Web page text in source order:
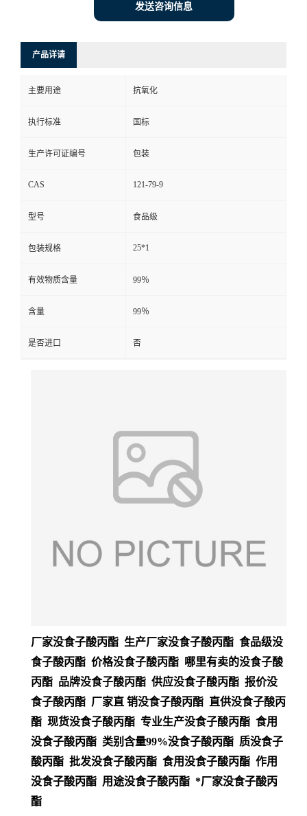
发送咨询信息
产品详请
主要用途 抗氧化
执行标准 国标
生产许可证编号 包装
CAS 121-79-9
型号 食品级
包装规格 25*1
有效物质含量 99％
含量 99％
是否进口 否
厂家没食子酸丙酯 生产厂家没食子酸丙酯 食品级没
食子酸丙酯 价格没食子酸丙酯 哪里有卖的没食子酸
丙酯 品牌没食子酸丙酯 供应没食子酸丙酯 报价没
食子酸丙酯 厂家直 销没食子酸丙酯 直供没食子酸丙
酯 现货没食子酸丙酯 专业生产没食子酸丙酯 食用
没食子酸丙酯 类别含量99%没食子酸丙酯 质没食子
酸丙酯 批发没食子酸丙酯 食用没食子酸丙酯 作用
没食子酸丙酯 用途没食子酸丙酯 *厂家没食子酸丙
酯